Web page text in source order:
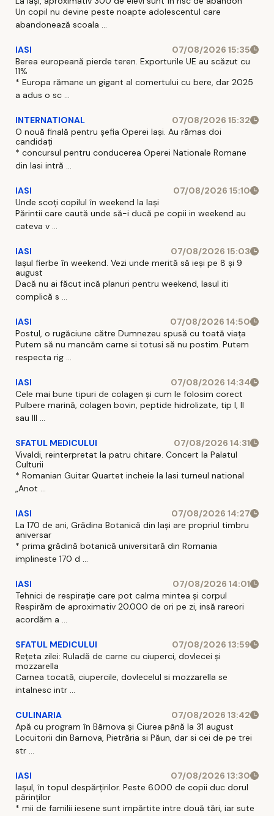
Un copil nu devine peste noapte adolescentul care
abandonează scoala ...
IASI
07/08/2026 15:35
Berea europeană pierde teren. Exporturile UE au scăzut cu
11%
* Europa rămane un gigant al comertului cu bere, dar 2025
a adus o sc ...
INTERNATIONAL
07/08/2026 15:32
O nouă finală pentru șefia Operei Iași. Au rămas doi
candidați
* concursul pentru conducerea Operei Nationale Romane
din Iasi intră ...
IASI
07/08/2026 15:10
Unde scoți copilul în weekend la Iași
Părintii care caută unde să-i ducă pe copii in weekend au
cateva v ...
IASI
07/08/2026 15:03
Iașul fierbe în weekend. Vezi unde merită să ieși pe 8 și 9
august
Dacă nu ai făcut incă planuri pentru weekend, Iasul iti
complică s ...
IASI
07/08/2026 14:50
Postul, o rugăciune către Dumnezeu spusă cu toată viața
Putem să nu mancăm carne si totusi să nu postim. Putem
respecta rig ...
IASI
07/08/2026 14:34
Cele mai bune tipuri de colagen și cum le folosim corect
Pulbere marină, colagen bovin, peptide hidrolizate, tip I, II
sau III ...
SFATUL MEDICULUI
07/08/2026 14:31
Vivaldi, reinterpretat la patru chitare. Concert la Palatul
Culturii
* Romanian Guitar Quartet incheie la Iasi turneul national
„Anot ...
IASI
07/08/2026 14:27
La 170 de ani, Grădina Botanică din Iași are propriul timbru
aniversar
* prima grădină botanică universitară din Romania
implineste 170 d ...
IASI
07/08/2026 14:01
Tehnici de respirație care pot calma mintea și corpul
Respirăm de aproximativ 20.000 de ori pe zi, insă rareori
acordăm a ...
SFATUL MEDICULUI
07/08/2026 13:59
Rețeta zilei: Ruladă de carne cu ciuperci, dovlecei și
mozzarella
Carnea tocată, ciupercile, dovlecelul si mozzarella se
intalnesc intr ...
CULINARIA
07/08/2026 13:42
Apă cu program în Bârnova și Ciurea până la 31 august
Locuitorii din Barnova, Pietrăria si Păun, dar si cei de pe trei
str ...
IASI
07/08/2026 13:30
Iașul, în topul despărțirilor. Peste 6.000 de copii duc dorul
părinților
* mii de familii iesene sunt impărtite intre două tări, iar sute